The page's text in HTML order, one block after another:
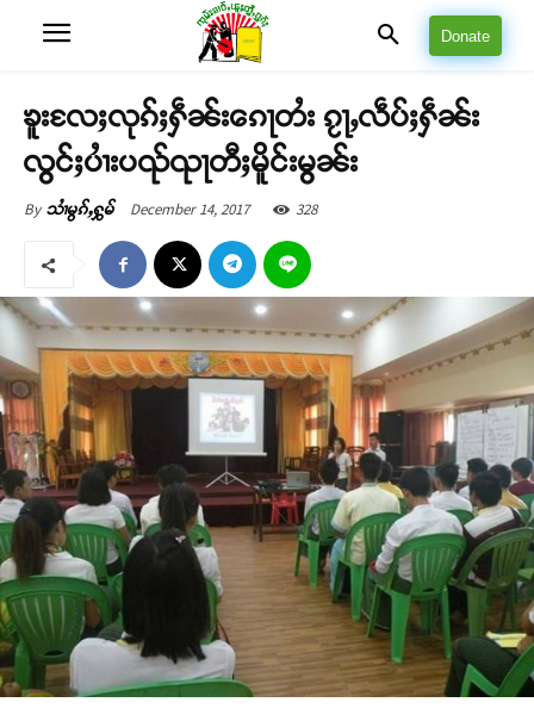
Donate
ၶူးလႄႈလုၵ်ႈႁဵၼ်းၵေႃတႆး ၵႂႃႇလဵပ်ႈႁဵၼ်း
လွင်ႈပၢႆးပၺ်ၺႃတီႈမိူင်းမွၼ်း
By သၢႆမွၵ်ႇႁွမ် December 14, 2017 328